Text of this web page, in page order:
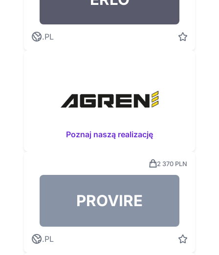
.PL
Poznaj naszą realizację
2 370 PLN
PROVIRE
.PL